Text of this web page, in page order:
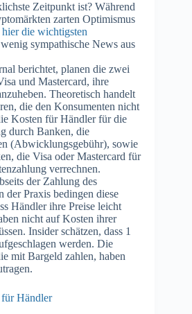
Zeitpunkt ist? Während
zarten Optimismus
die wichtigsten
sympathische News aus
berichtet, planen die zwei
und Mastercard, ihre
Theoretisch handelt
die den Konsumenten nicht
Kosten für Händler für die
durch Banken, die
(Abwicklungsgebühr), sowie
die Visa oder Mastercard für
verrechnen.
der Zahlung des
der Praxis bedingen diese
Händler ihre Preise leicht
nicht auf Kosten ihrer
Insider schätzen, dass 1
werden. Die
mit Bargeld zahlen, haben
Händler